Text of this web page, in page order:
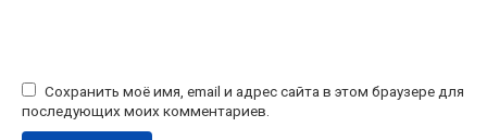
Сохранить моё имя, email и адрес сайта в этом браузере для
последующих моих комментариев.